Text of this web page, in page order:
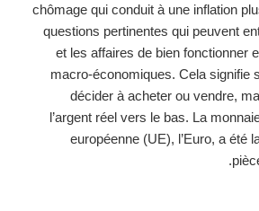
chômage qui conduit à une inflation
questions pertinentes qui peuvent
et les affaires de bien fonctionner
macro-économiques. Cela signifie
décider à acheter ou vendre,
l’argent réel vers le bas. La
européenne (UE), l’Euro, a été